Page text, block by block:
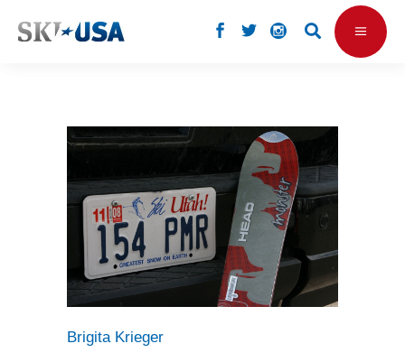
Brigita Krieger